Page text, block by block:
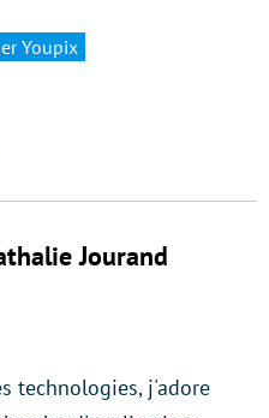
Youpix
Jourand
technologies, j'adore